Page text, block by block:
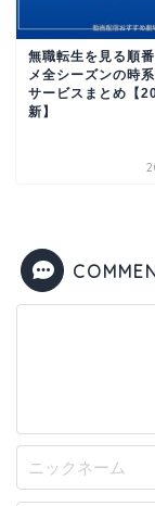
無職転生を見る順
メ全シーズンの時
サービスまとめ【
新】